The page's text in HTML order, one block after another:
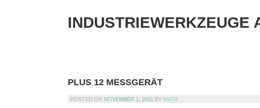
INDUSTRIEWERKZEUGE
PLUS 12 MESSGERÄT
POSTED ON NOVEMBER 1, 2011 BYANITA